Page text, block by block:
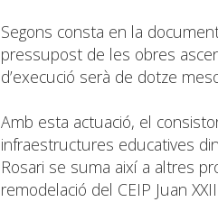
Segons consta en la
pressupost de les obres
d’execució serà de dotze
Amb esta actuació, el
infraestructures educatives
Rosari se suma així a altres
remodelació del CEIP Juan